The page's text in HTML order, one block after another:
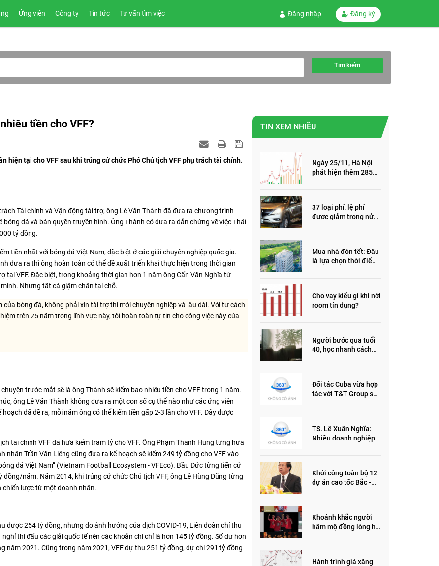
Ứng viên Công ty Tin tức Tư vấn tìm việc Đăng nhập Đăng ký
Tìm kiếm
tiền cho VFF?
hiện tại cho VFF sau khi trúng cử chức Phó Chủ tịch VFF phụ trách tài chính.
Tài chính và Vận động tài trợ, ông Lê Văn Thành đã đưa ra chương trình
đá và bản quyền truyền hình. Ông Thành có đưa ra dẫn chứng về việc Thái
tỷ đồng.
tiền nhất với bóng đá Việt Nam, đặc biệt ở các giải chuyên nghiệp quốc gia.
đưa ra thì ông hoàn toàn có thể đề xuất triển khai thực hiện trong thời gian
tại VFF. Đặc biệt, trong khoảng thời gian hơn 1 năm ông Cấn Văn Nghĩa từ
Nhưng tất cả giậm chân tại chỗ.
bóng đá, không phải xin tài trợ thì mới chuyên nghiệp và lâu dài. Với tư cách
trên 25 năm trong lĩnh vực này, tôi hoàn toàn tự tin cho công việc này của
trước mắt sẽ là ông Thành sẽ kiếm bao nhiêu tiền cho VFF trong 1 năm.
ông Lê Văn Thành không đưa ra một con số cụ thể nào như các ứng viên
đã đề ra, mỗi năm ông có thể kiếm tiền gấp 2-3 lần cho VFF. Đây được
tài chính VFF đã hứa kiếm trăm tỷ cho VFF. Ông Phạm Thanh Hùng từng hứa
nhân Trần Văn Liêng cũng đưa ra kế hoạch sẽ kiếm 249 tỷ đồng cho VFF vào
đá Việt Nam” (Vietnam Football Ecosystem - VFEco). Bầu Đức từng tiến cử
năm. Năm 2014, khi trúng cử chức Chủ tịch VFF, ông Lê Hùng Dũng từng
chiến lược từ một doanh nhân.
được 254 tỷ đồng, nhưng do ảnh hưởng của dịch COVID-19, Liên đoàn chỉ thu
thi đấu các giải quốc tế nên các khoản chi chỉ là hơn 145 tỷ đồng. Số dư hơn
năm 2021. Cũng trong năm 2021, VFF dự thu 251 tỷ đồng, dự chi 291 tỷ đồng
TIN XEM NHIỀU
Ngày 25/11, Hà Nội
phát hiện thêm 285
37 loại phí, lệ phí
được giảm trong nửa
Mua nhà đón tết: Đâu
là lựa chọn thời điểm
Cho vay kiểu gì khi nới
room tín dụng?
Người bước qua tuổi
40, học nhanh cách
Đối tác Cuba vừa hợp
tác với T&T Group sản
TS. Lê Xuân Nghĩa:
Nhiều doanh nghiệp
Khởi công toàn bộ 12
dự án cao tốc Bắc -
Khoảnh khắc người
hâm mộ đồng lòng hô
Hành trình giá xăng